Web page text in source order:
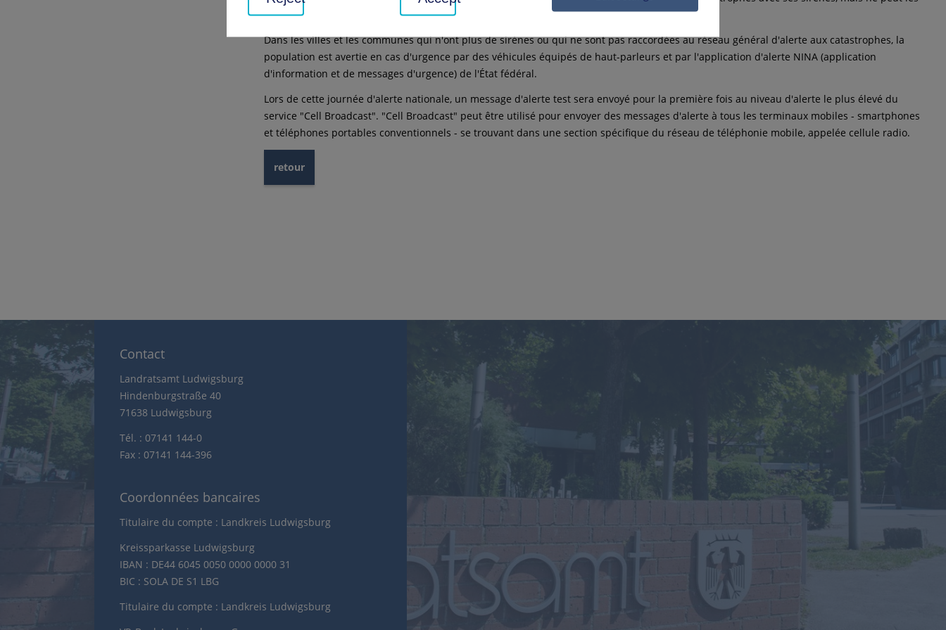
utiliser que pour l'alerte locale des pompiers.
Dans les villes et les communes qui n'ont plus de sirènes ou qui ne sont pas raccordées au réseau général d'alerte aux catastrophes, la
population est avertie en cas d'urgence par des véhicules équipés de haut-parleurs et par l'application d'alerte NINA (application
d'information et de messages d'urgence) de l'État fédéral.
Lors de cette journée d'alerte nationale, un message d'alerte test sera envoyé pour la première fois au niveau d'alerte le plus élevé du
service "Cell Broadcast". "Cell Broadcast" peut être utilisé pour envoyer des messages d'alerte à tous les terminaux mobiles - smartphones
et téléphones portables conventionnels - se trouvant dans une section spécifique du réseau de téléphonie mobile, appelée cellule radio.
retour
Contact
Landratsamt Ludwigsburg
Hindenburgstraße 40
71638 Ludwigsburg
Tél. : 07141 144-0
Fax : 07141 144-396
Coordonnées bancaires
Titulaire du compte : Landkreis Ludwigsburg
Kreissparkasse Ludwigsburg
IBAN : DE44 6045 0050 0000 0000 31
BIC : SOLA DE S1 LBG
Titulaire du compte : Landkreis Ludwigsburg